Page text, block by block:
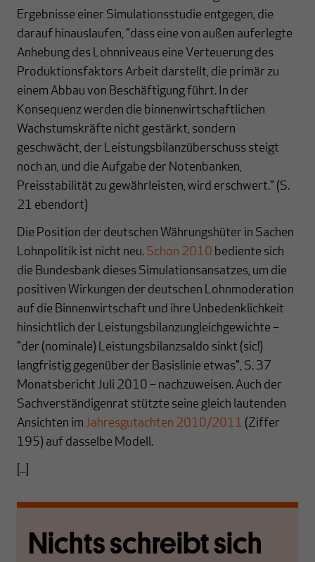
Ergebnisse einer Simulationsstudie entgegen, die
darauf hinauslaufen, "dass eine von außen auferlegte
Anhebung des Lohnniveaus eine Verteuerung des
Produktionsfaktors Arbeit darstellt, die primär zu
einem Abbau von Beschäftigung führt. In der
Konsequenz werden die binnenwirtschaftlichen
Wachstumskräfte nicht gestärkt, sondern
geschwächt, der Leistungsbilanzüberschuss steigt
noch an, und die Aufgabe der Notenbanken,
Preisstabilität zu gewährleisten, wird erschwert." (S.
21 ebendort)
Die Position der deutschen Währungshüter in Sachen
Lohnpolitik ist nicht neu. Schon 2010 bediente sich
die Bundesbank dieses Simulationsansatzes, um die
positiven Wirkungen der deutschen Lohnmoderation
auf die Binnenwirtschaft und ihre Unbedenklichkeit
hinsichtlich der Leistungsbilanzungleichgewichte –
"der (nominale) Leistungsbilanzsaldo sinkt (sic!)
langfristig gegenüber der Basislinie etwas", S. 37
Monatsbericht Juli 2010 – nachzuweisen. Auch der
Sachverständigenrat stützte seine gleich lautenden
Ansichten im Jahresgutachten 2010/2011 (Ziffer
195) auf dasselbe Modell.
[...]
Nichts schreibt sich